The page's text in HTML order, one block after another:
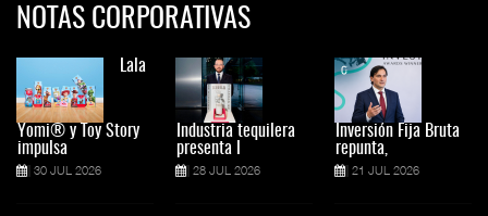
NOTAS CORPORATIVAS
Lala
Yomi® y Toy Story
impulsa
30 JUL 2026
Industria tequilera
presenta l
28 JUL 2026
Inversión Fija Bruta
repunta,
21 JUL 2026